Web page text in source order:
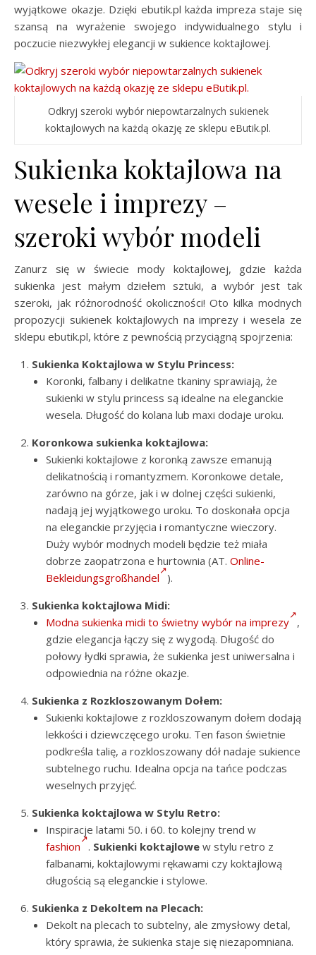
wyjątkowe okazje. Dzięki ebutik.pl każda impreza staje się
szansą na wyrażenie swojego indywidualnego stylu i
poczucie niezwykłej elegancji w sukience koktajlowej.
Odkryj szeroki wybór niepowtarzalnych sukienek
koktajlowych na każdą okazję ze sklepu eButik.pl.
Sukienka koktajlowa na
wesele i imprezy –
szeroki wybór modeli
Zanurz się w świecie mody koktajlowej, gdzie każda
sukienka jest małym dziełem sztuki, a wybór jest tak
szeroki, jak różnorodność okoliczności! Oto kilka modnych
propozycji sukienek koktajlowych na imprezy i wesela ze
sklepu ebutik.pl, które z pewnością przyciągną spojrzenia:
Sukienka Koktajlowa w Stylu Princess:
Koronki, falbany i delikatne tkaniny sprawiają, że
sukienki w stylu princess są idealne na eleganckie
wesela. Długość do kolana lub maxi dodaje uroku.
Koronkowa sukienka koktajlowa:
Sukienki koktajlowe z koronką zawsze emanują
delikatnością i romantyzmem. Koronkowe detale,
zarówno na górze, jak i w dolnej części sukienki,
nadają jej wyjątkowego uroku. To doskonała opcja
na eleganckie przyjęcia i romantyczne wieczory.
Duży wybór modnych modeli będzie też miała
dobrze zaopatrzona e hurtownia (AT. Online-
Bekleidungsgroßhandel
).
Sukienka koktajlowa Midi:
Modna sukienka midi to świetny wybór na imprezy ,
gdzie elegancja łączy się z wygodą. Długość do
połowy łydki sprawia, że sukienka jest uniwersalna i
odpowiednia na różne okazje.
Sukienka z Rozkloszowanym Dołem:
Sukienki koktajlowe z rozkloszowanym dołem dodają
lekkości i dziewczęcego uroku. Ten fason świetnie
podkreśla talię, a rozkloszowany dół nadaje sukience
subtelnego ruchu. Idealna opcja na tańce podczas
weselnych przyjęć.
Sukienka koktajlowa w Stylu Retro:
Inspiracje latami 50. i 60. to kolejny trend w
fashion . Sukienki koktajlowe w stylu retro z
falbanami, koktajlowymi rękawami czy koktajlową
długością są eleganckie i stylowe.
Sukienka z Dekoltem na Plecach:
Dekolt na plecach to subtelny, ale zmysłowy detal,
który sprawia, że sukienka staje się niezapomniana.